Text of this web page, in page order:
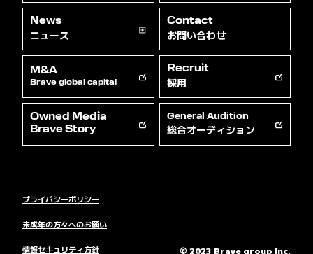
News
ニュース
Contact
お問い合わせ
M&A
Brave global capital
Recruit
採用
Owned Media
Brave Story
General Audition
総合オーディション
© 2023 Brave group Inc.
プライバシーポリシー
未成年の方々へのお願い
情報セキュリティ方針